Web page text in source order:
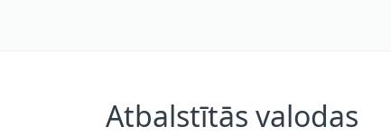
Atbalstītās valodas